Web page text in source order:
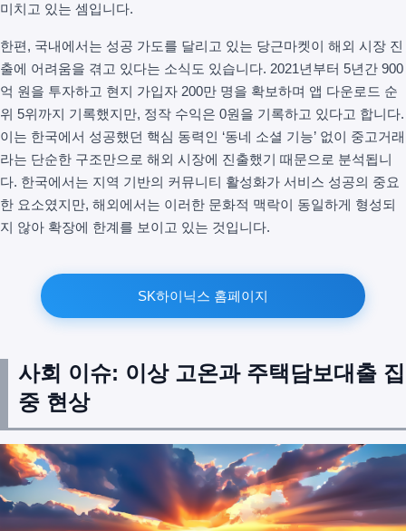
미치고 있는 셈입니다.
한편, 국내에서는 성공 가도를 달리고 있는 당근마켓이 해외 시장 진
출에 어려움을 겪고 있다는 소식도 있습니다. 2021년부터 5년간 900
억 원을 투자하고 현지 가입자 200만 명을 확보하며 앱 다운로드 순
위 5위까지 기록했지만, 정작 수익은 0원을 기록하고 있다고 합니다.
이는 한국에서 성공했던 핵심 동력인 ‘동네 소셜 기능’ 없이 중고거래
라는 단순한 구조만으로 해외 시장에 진출했기 때문으로 분석됩니
다. 한국에서는 지역 기반의 커뮤니티 활성화가 서비스 성공의 중요
한 요소였지만, 해외에서는 이러한 문화적 맥락이 동일하게 형성되
지 않아 확장에 한계를 보이고 있는 것입니다.
SK하이닉스 홈페이지
사회 이슈: 이상 고온과 주택담보대출 집
중 현상